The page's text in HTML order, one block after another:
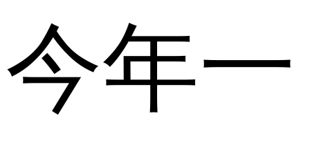
今年一